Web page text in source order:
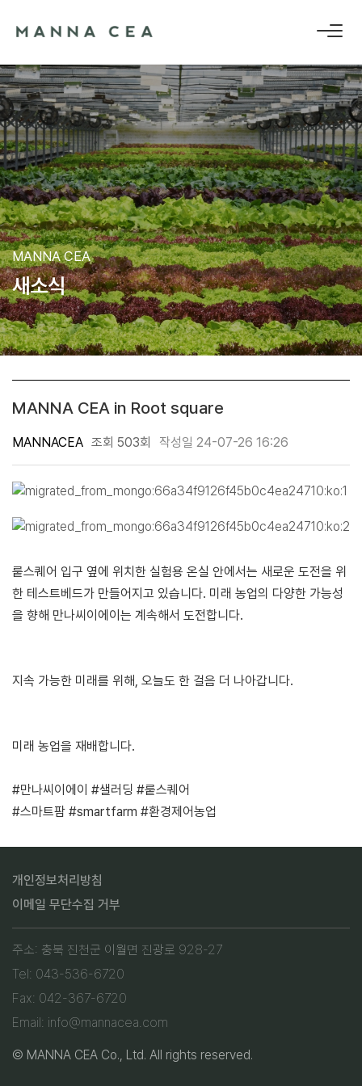
MANNA CEA
새소식
MANNA CEA in Root square
MANNACEA 조회 503회 작성일 24-07-26 16:26
뤁스퀘어 입구 옆에 위치한 실험용 온실 안에서는 새로운 도전을 위
한 테스트베드가 만들어지고 있습니다. 미래 농업의 다양한 가능성
을 향해 만나씨이에이는 계속해서 도전합니다.
지속 가능한 미래를 위해, 오늘도 한 걸음 더 나아갑니다.
미래 농업을 재배합니다.
#만나씨이에이 #샐러딩 #뤁스퀘어
#스마트팜 #smartfarm #환경제어농업
개인정보처리방침
이메일 무단수집 거부
주소: 충북 진천군 이월면 진광로 928-27
Tel: 043-536-6720
Fax: 042-367-6720
Email: info@mannacea.com
© MANNA CEA Co., Ltd. All rights reserved.